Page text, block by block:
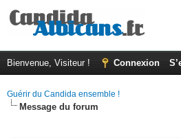
Bienvenue, Visiteur ! Connexion
Guérir du Candida ensemble !
Message du forum